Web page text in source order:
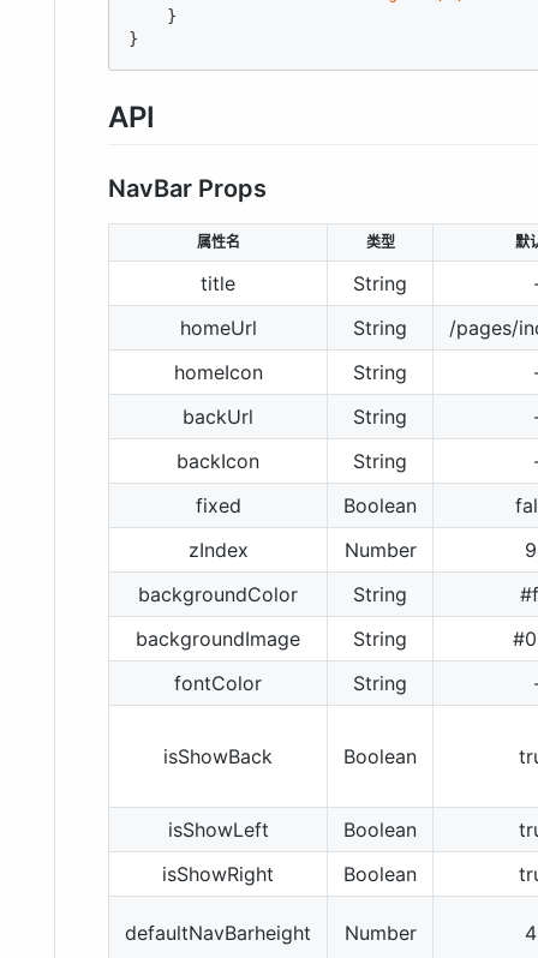
    }
}
API
NavBar Props
属性名 类型 默
title String
homeUrl
String
/pages/
homeIcon
String
backUrl
String
backIcon
String
fixed
Boolean
zIndex
Number
backgroundColor
String
backgroundImage
String
fontColor
String
isShowBack Boolean
isShowLeft Boolean
isShowRight
Boolean
defaultNavBarheight Number